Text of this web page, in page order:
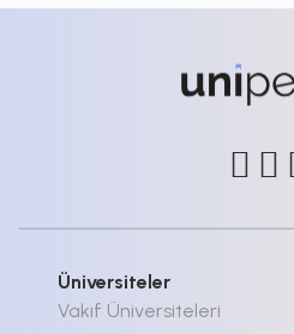
Üniversiteler
Vakıf Üniversiteleri